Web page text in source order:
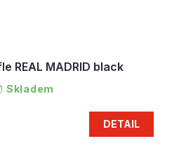
REAL MADRID black
Skladem
DETAIL